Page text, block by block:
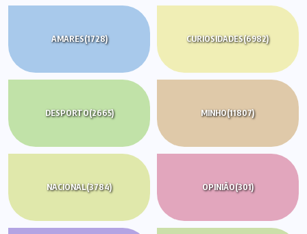
AMARES(1728) CURIOSIDADES(6982)
DESPORTO(2665) MINHO(11807)
NACIONAL(3784) OPINIÃO(301)